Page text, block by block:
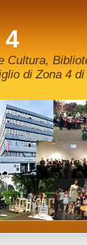
Cultura,
di Zona 4